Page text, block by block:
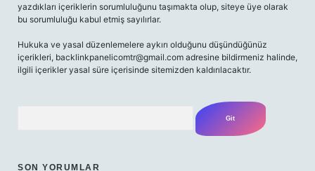
yazdıkları içeriklerin sorumluluğunu taşımakta olup, siteye üye olarak
bu sorumluluğu kabul etmiş sayılırlar.
Hukuka ve yasal düzenlemelere aykırı olduğunu düşündüğünüz
içerikleri, backlinkpanelicomtr@gmail.com adresine bildirmeniz halinde,
ilgili içerikler yasal süre içerisinde sitemizden kaldırılacaktır.
SON YORUMLAR